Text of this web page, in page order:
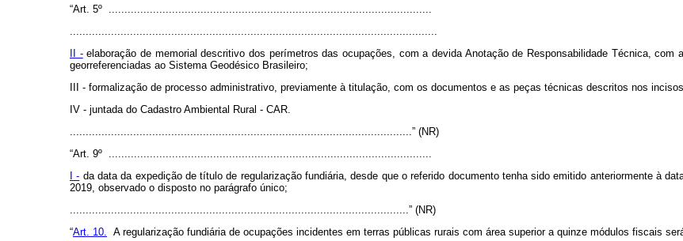
“Art. 5º ......................................................................................................
....................................................................................................................
II -elaboração de memorial descritivo dos perímetros das ocupações, com a devida Anotação de Responsabilidade Técnica,
georreferenciadas ao Sistema Geodésico Brasileiro;
III - formalização de processo administrativo, previamente à titulação, com os documentos e as peças técnicas descritos nos
IV - juntada do Cadastro Ambiental Rural - CAR.
............................................................................................................” (NR)
“Art. 9º ......................................................................................................
I - da data da expedição de título de regularização fundiária, desde que o referido documento tenha sido emitido anteriormente à
2019, observado o disposto no parágrafo único;
...........................................................................................................” (NR)
“Art. 10. A regularização fundiária de ocupações incidentes em terras públicas rurais com área superior a quinze módulos fiscais